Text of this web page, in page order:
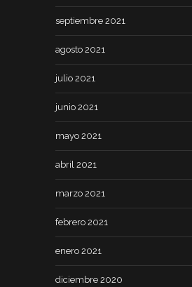
septiembre 2021
agosto 2021
julio 2021
junio 2021
mayo 2021
abril 2021
marzo 2021
febrero 2021
enero 2021
diciembre 2020